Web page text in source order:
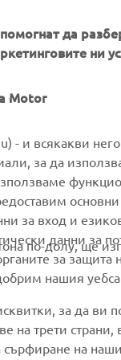
да
ни
Motor
- и всякакви
за да
за вход и
данни за
за
нашия
по-долу, ще
за да ви
на трети
на